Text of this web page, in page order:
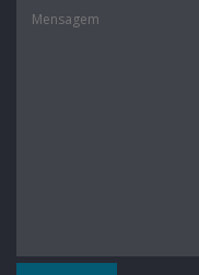
neste ano de 2016,